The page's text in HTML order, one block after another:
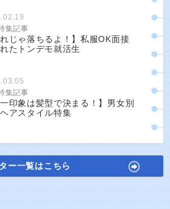
集記事
れじゃ落ちるよ！】私服OK面接
たトンデモ就活生
集記事
一印象は髪型で決まる！】男女別
アスタイル特集
ー一覧はこちら